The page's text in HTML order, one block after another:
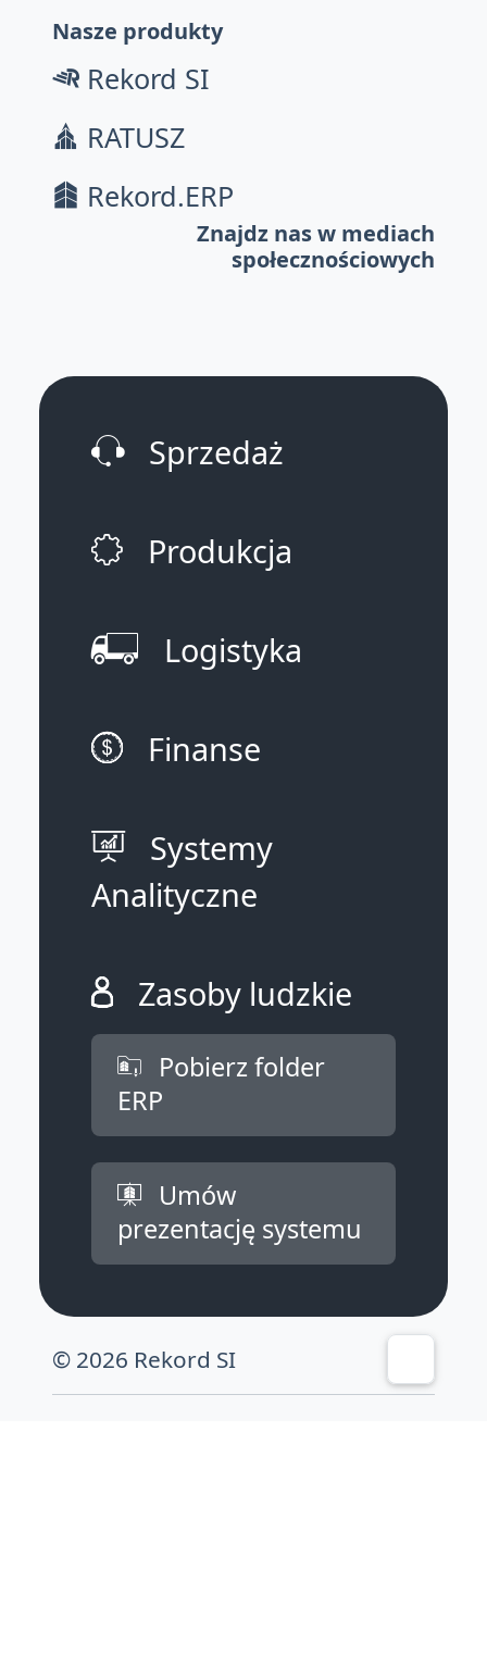
Nasze produkty
Rekord SI
RATUSZ
Rekord.ERP
Znajdz nas w mediach
społecznościowych
Sprzedaż
Produkcja
Logistyka
Finanse
Systemy
Analityczne
Zasoby ludzkie
Pobierz folder
ERP
Umów
prezentację systemu
© 2026 Rekord SI